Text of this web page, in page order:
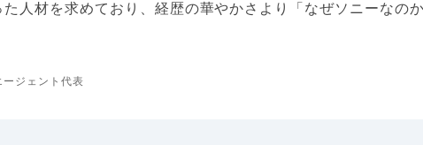
人材を求めており、経歴の華やかさより「なぜソニーなの
ジェント代表